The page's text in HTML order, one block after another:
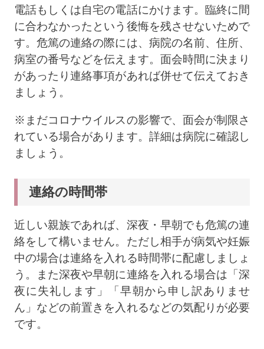
電話もしくは自宅の電話にかけます。臨終に間
に合わなかったという後悔を残させないためで
す。危篤の連絡の際には、病院の名前、住所、
病室の番号などを伝えます。面会時間に決まり
があったり連絡事項があれば併せて伝えておき
ましょう。
※まだコロナウイルスの影響で、面会が制限さ
れている場合があります。詳細は病院に確認し
ましょう。
連絡の時間帯
近しい親族であれば、深夜・早朝でも危篤の連
絡をして構いません。ただし相手が病気や妊娠
中の場合は連絡を入れる時間帯に配慮しましょ
う。また深夜や早朝に連絡を入れる場合は「深
夜に失礼します」「早朝から申し訳ありませ
ん」などの前置きを入れるなどの気配りが必要
です。